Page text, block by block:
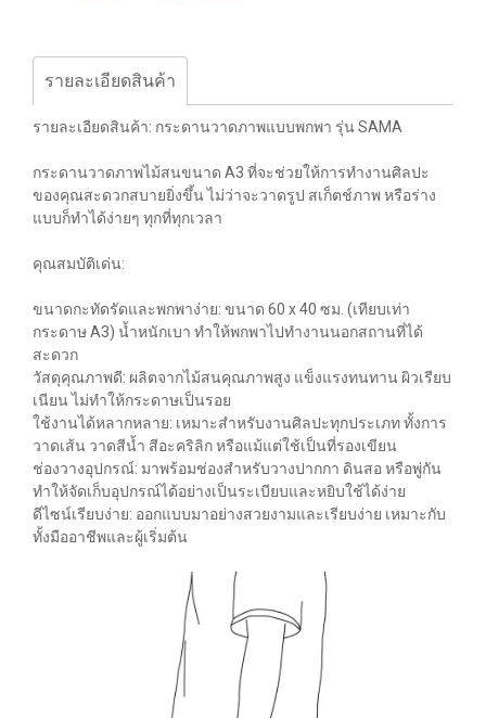
รายละเอียดสินค้า
รายละเอียดสินค้า: กระดานวาดภาพแบบพกพา รุ่น SAMA
กระดานวาดภาพไม้สนขนาด A3 ที่จะช่วยให้การทำงานศิลปะ
ของคุณสะดวกสบายยิ่งขึ้น ไม่ว่าจะวาดรูป สเก็ตช์ภาพ หรือร่าง
แบบก็ทำได้ง่ายๆ ทุกที่ทุกเวลา
คุณสมบัติเด่น:
ขนาดกะทัดรัดและพกพาง่าย: ขนาด 60 x 40 ซม. (เทียบเท่า
กระดาษ A3) น้ำหนักเบา ทำให้พกพาไปทำงานนอกสถานที่ได้
สะดวก
วัสดุคุณภาพดี: ผลิตจากไม้สนคุณภาพสูง แข็งแรงทนทาน ผิวเรียบ
เนียน ไม่ทำให้กระดาษเป็นรอย
ใช้งานได้หลากหลาย: เหมาะสำหรับงานศิลปะทุกประเภท ทั้งการ
วาดเส้น วาดสีน้ำ สีอะคริลิก หรือแม้แต่ใช้เป็นที่รองเขียน
ช่องวางอุปกรณ์: มาพร้อมช่องสำหรับวางปากกา ดินสอ หรือพู่กัน
ทำให้จัดเก็บอุปกรณ์ได้อย่างเป็นระเบียบและหยิบใช้ได้ง่าย
ดีไซน์เรียบง่าย: ออกแบบมาอย่างสวยงามและเรียบง่าย เหมาะกับ
ทั้งมืออาชีพและผู้เริ่มต้น